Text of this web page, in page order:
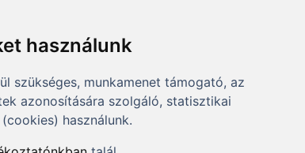
használunk
szükséges, munkamenet támogató, az
azonosítására szolgáló, statisztikai
használunk.